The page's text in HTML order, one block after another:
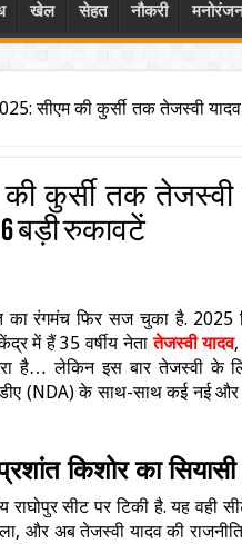
खेल सेहत नौकरी
सीएम की कुर्सी तक तेजस्वी
की कुर्सी तक
बड़ी रुकावटें
का रंगमंच फिर सज चुका है. 2025
में हैं 35 वर्षीय नेतातेजस्वी यादव,
है… लेकिन इस बार तेजस्वी के
(NDA) के साथ-साथ कई नई और
किशोर का
राघोपुर सीट पर टिकी है. यह वही
और अब तेजस्वी यादव की